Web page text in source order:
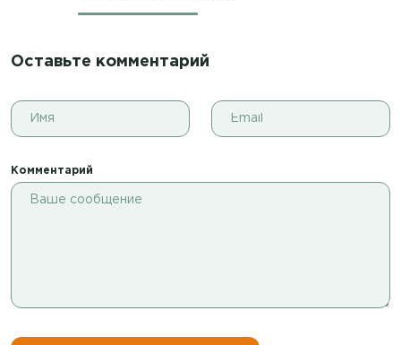
Оставьте комментарий
Комментарий